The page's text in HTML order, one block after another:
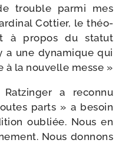
trouble par­mi mes
Cottier, le théo­
à pro­pos du sta­tut
a une dyna­mique qui
à la nou­velle messe »
a recon­nu
parts » a besoin
oubliée. Nous en
Nous don­nons